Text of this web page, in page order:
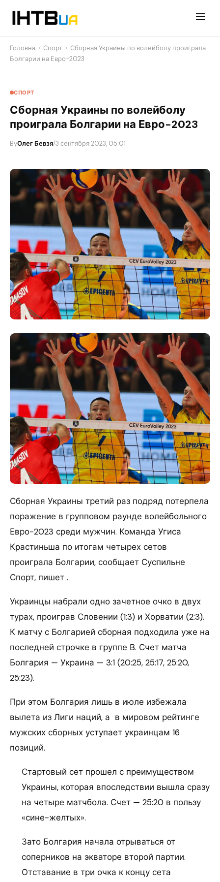
Головна › Спорт › Сборная Украины по волейболу проиграла
Болгарии на Евро-2023
СПОРТ
Сборная Украины по волейболу
проиграла Болгарии на Евро-2023
ByОлег Бевзя/3 сентября 2023, 05:01
Сборная Украины третий раз подряд потерпела
поражение в групповом раунде волейбольного
Евро-2023 среди мужчин. Команда Угиса
Крастиньша по итогам четырех сетов
проиграла Болгарии, сообщает Суспильне
Спорт, пишет .
Украинцы набрали одно зачетное очко в двух
турах, проиграв Словении (1:3) и Хорватии (2:3).
К матчу с Болгарией сборная подходила уже на
последней строчке в группе В. Счет матча
Болгария — Украина — 3:1 (20:25, 25:17, 25:20,
25:23).
При этом Болгария лишь в июле избежала
вылета из Лиги наций, а в мировом рейтинге
мужских сборных уступает украинцам 16
позиций.
Стартовый сет прошел с преимуществом
Украины, которая впоследствии вышла сразу
на четыре матчбола. Счет — 25:20 в пользу
«сине-желтых».
Зато Болгария начала отрываться от
соперников на экваторе второй партии.
Отставание в три очка к концу сета